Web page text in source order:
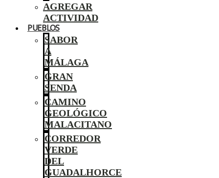
AGREGAR
ACTIVIDAD
PUEBLOS
SABOR
A
MÁLAGA
GRAN
SENDA
CAMINO
GEOLÓGICO
MALACITANO
CORREDOR
VERDE
DEL
GUADALHORCE